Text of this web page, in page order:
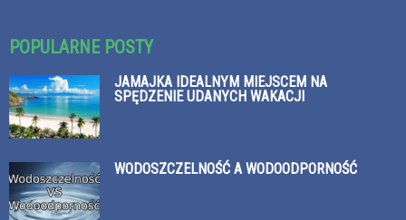
POPULARNE POSTY
JAMAJKA IDEALNYM MIEJSCEM NA
SPĘDZENIE UDANYCH WAKACJI
WODOSZCZELNOŚĆ A WODOODPORNOŚĆ